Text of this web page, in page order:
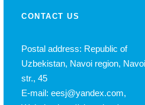
CONTACT US
Postal address: Republic of
Uzbekistan, Navoi region,
str., 45
E-mail: eesj@yandex.com,